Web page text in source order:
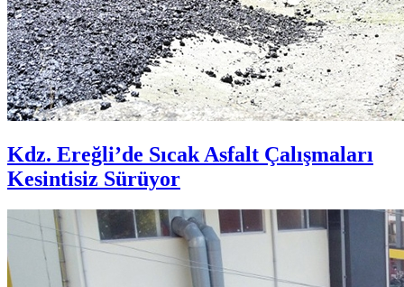
Kdz. Ereğli’de Sıcak Asfalt Çalışmaları
Kesintisiz Sürüyor